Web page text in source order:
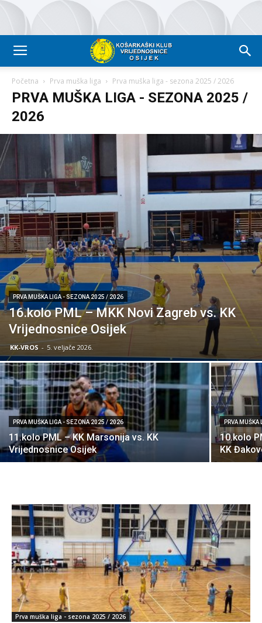
Početna Prva muška liga Prva muška liga - sezona 2025 / 2026
PRVA MUŠKA LIGA - SEZONA 2025 /
2026
PRVA MUŠKA LIGA - SEZONA 2025 / 2026
16.kolo PML – MKK Novi Zagreb vs. KK
Vrijednosnice Osijek
KK-VROS - 5. veljače 2026.
PRVA MUŠKA LIGA - SEZONA 2025 / 2026
11.kolo PML – KK Marsonija vs. KK
Vrijednosnice Osijek
PRVA
10.kolo
KK
Prva muška liga - sezona 2025 / 2026